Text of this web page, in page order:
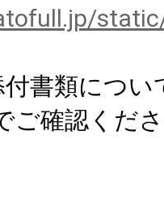
付書類につい
ご確認くだ